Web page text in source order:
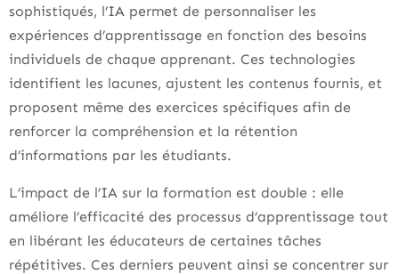
sophistiqués, l’IA permet de personnaliser les
expériences d’apprentissage en fonction des besoins
individuels de chaque apprenant. Ces technologies
identifient les lacunes, ajustent les contenus fournis, et
proposent même des exercices spécifiques afin de
renforcer la compréhension et la rétention
d’informations par les étudiants.
L’impact de l’IA sur la formation est double : elle
améliore l’efficacité des processus d’apprentissage tout
en libérant les éducateurs de certaines tâches
répétitives. Ces derniers peuvent ainsi se concentrer sur